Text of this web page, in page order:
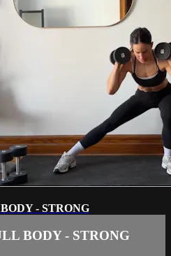
- STRONG
BODY - STRONG